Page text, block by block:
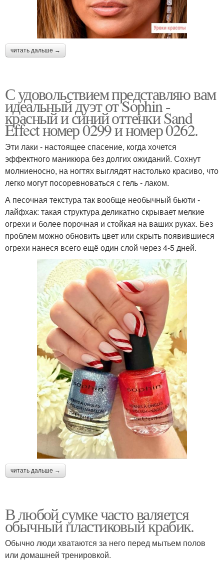
читать дальше →
С удовольствием представляю вам
идеальный дуэт от Sophin -
красный и синий оттенки Sand
Effect номер 0299 и номер 0262.
Эти лаки - настоящее спасение, когда хочется
эффектного маникюра без долгих ожиданий. Сохнут
молниеносно, на ногтях выглядят настолько красиво, что
легко могут посоревноваться с гель - лаком.
А песочная текстура так вообще необычный бьюти -
лайфхак: такая структура деликатно скрывает мелкие
огрехи и более порочная и стойкая на ваших руках. Без
проблем можно обновить цвет или скрыть появившиеся
огрехи нанеся всего ещё один слой через 4-5 дней.
читать дальше →
В любой сумке часто валяется
обычный пластиковый крабик.
Обычно люди хватаются за него перед мытьем полов
или домашней тренировкой.